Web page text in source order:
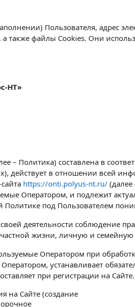
Пользователя, адрес
также файлы Cookies. Они
НТ»
– Политика) составлена в
действует в отношении всей
https://onti.polyus-nt.ru/
Оператором, и подлежит
под Пользователем
деятельности соблюдение
жизни, личную и семейную
Оператором при
устанавливает
при регистрации на Сайте.
на Сайте (создание